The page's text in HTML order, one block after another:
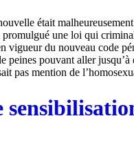
était
une loi qui
vigueur du nouveau code
peines pouvant aller
pas mention de